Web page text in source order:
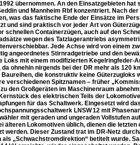
übernommen. An den Einsatzgebieten
und Mannheim Rbf konzentriert. Nach
was das faktische Ende der Einsätze im
und sind praktisch vor jeder Art von
schnellen Containerzügen, auch auf den
wegen des Tatzlagerantriebs
Jede Achse wird von einem
angeordnetes Stirnradgetriebe und den
Loks mit einem modifizierten
ohnehin nirgends bei der DR mehr als 120
die konstruktiv keine Güterzugloks
verschiedenen Spitznamen – früher
den Großgeräten im Maschinenraum
des elektrischen Teils der
für das Schaltwerk. Eingesetzt wird
LNSW 12 mit
mit geraden und ungeraden Vollstufen
älteren Lokomotiven üblich, dienen die
werden. Dieser Zustand trat im DR-Netz
„Schwachstromdirektion“ betitelt wurde.